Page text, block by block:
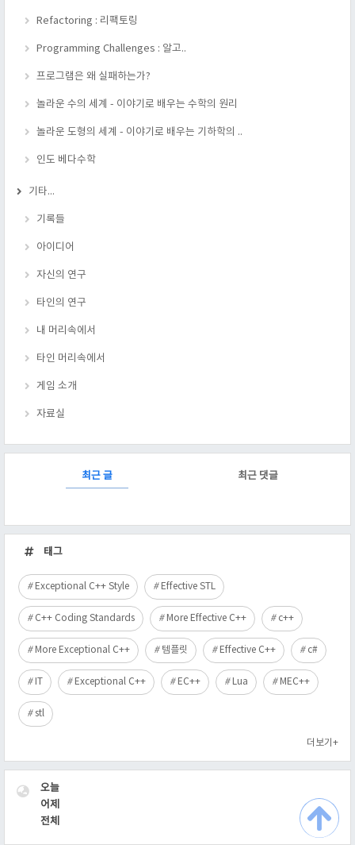
Refactoring : 리팩토링
Programming Challenges : 알고..
프로그램은 왜 실패하는가?
놀라운 수의 세계 - 이야기로 배우는 수학의 원리
놀라운 도형의 세계 - 이야기로 배우는 기하학의 ..
인도 베다수학
기타...
기록들
아이디어
자신의 연구
타인의 연구
내 머리속에서
타인 머리속에서
게임 소개
자료실
최근 글 최근 댓글
근
글
태그
Exceptional C++ Style Effective STL
C++ Coding Standards More Effective C++ c++
More Exceptional C++ 템플릿 Effective C++ c#
IT Exceptional C++ EC++ Lua MEC++
stl
더보기+
VISITOR
오늘
어제
전체